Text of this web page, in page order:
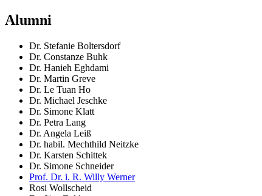
Alumni
Dr. Stefanie Boltersdorf
Dr. Constanze Buhk
Dr. Hanieh Eghdami
Dr. Martin Greve
Dr. Le Tuan Ho
Dr. Michael Jeschke
Dr. Simone Klatt
Dr. Petra Lang
Dr. Angela Leiß
Dr. habil. Mechthild Neitzke
Dr. Karsten Schittek
Dr. Simone Schneider
Prof. Dr. i. R. Willy Werner
Rosi Wollscheid